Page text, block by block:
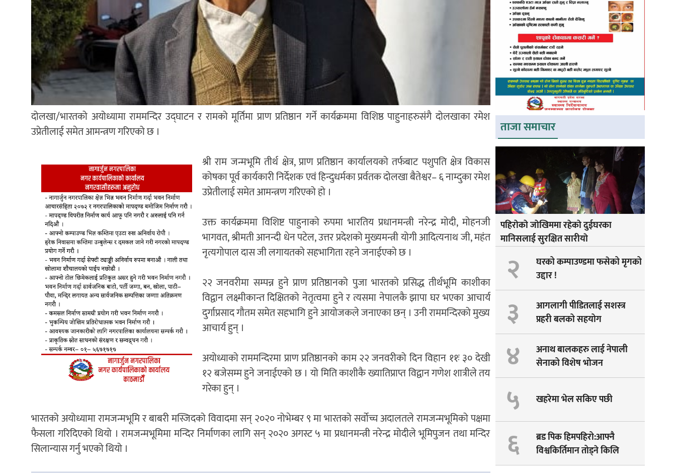
दोलखा/भारतको अयोध्यामा राममन्दिर उद्घाटन र रामको मूर्तिमा प्राण प्रतिष्ठान गर्ने कार्यक्रममा विशिष्ठ पाहुनाहरुसंगै दोलखाका रमेश
उप्रेतीलाई समेत आमन्त्रण गरिएको छ ।
श्री राम जन्मभूमि तीर्थ क्षेत्र, प्राण प्रतिष्ठान कार्यालयको तर्फबाट पशुपति क्षेत्र विकास
कोषका पूर्व कार्यकारी निर्देशक एवं हिन्दुधर्मका प्रर्वतक दोलखा बैतेश्वर– ६ नाम्दुका रमेश
उप्रेतीलाई समेत आमन्त्रण गरिएको हो ।
उक्त कार्यक्रममा विशिष्ट पाहुनाको रुपमा भारतिय प्रधानमन्त्री नरेन्द्र मोदी, मोहनजी
भागवत, श्रीमती आनन्दी धेन पटेल, उत्तर प्रदेशको मुख्यमन्त्री योगी आदित्यनाथ जी, महंत
नृत्यगोपाल दास जी लगायतको सहभागिता रहने जनाईएको छ ।
२२ जनवरीमा सम्पन्न हुने प्राण प्रतिष्ठानको पुजा भारतको प्रसिद्ध तीर्थभूमि काशीका
विद्वान लक्ष्मीकान्त दिक्षितको नेतृत्वमा हुने र त्यसमा नेपालकै झापा घर भएका आचार्य
दुर्गाप्रसाद गौतम समेत सहभागि हुने आयोजकले जनाएका छन् । उनी राममन्दिरको मुख्य
आचार्य हुन् ।
अयोध्याको राममन्दिरमा प्राण प्रतिष्ठानको काम २२ जनवरीको दिन विहान ११ः ३० देखी
१२ बजेसम्म हुने जनाईएको छ । यो मिति काशीकै ख्यातिप्राप्त विद्वान गणेश शात्रीले तय
गरेका हुन् ।
भारतको अयोध्यामा रामजन्मभूमि र बाबरी मस्जिदको विवादमा सन् २०२० नोभेम्बर ९ मा भारतको सर्वोच्च अदालतले रामजन्मभूमिको पक्षमा
फैसला गरिदिएको थियो । रामजन्मभूमिमा मन्दिर निर्माणका लागि सन् २०२० अगस्ट ५ मा प्रधानमन्त्री नरेन्द्र मोदीले भूमिपुजन तथा मन्दिर
सिलान्यास गर्नु भएको थियो ।
ताजा समाचार
पहिराेकाे जाेखिममा रहेकाे दुईघरका
मानिसलाई सुरक्षित सारीयाे
२
घरको कम्पाउण्डमा फसेको मृगको
उद्दार !
३
आगलागी पीडितलाई सशस्त्र
प्रहरी बलको सहयोग
४
अनाथ बालकहरु लाई नेपाली
सेनाको विशेष भोजन
५ खहरेमा भेल सकिए पछी
६
ब्रड पिक हिमपहिरो:आफ्नै
विश्वकिर्तिमान तोड्ने किलि
पेम्बाको सपना अधुरै !